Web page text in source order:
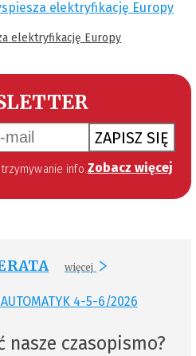
elektryfikację Europy
ZAPISZ SIĘ
roku o świadczeniu usług drogą elektroniczną (Dz. U. 144 z 2002 r. poz. 1204). Zgoda jest dobrowolna, jednak jej wyrażenie jest konieczne, aby otrzymywać newsletter. Zobacz więcej
więcej
nasze czasopismo?